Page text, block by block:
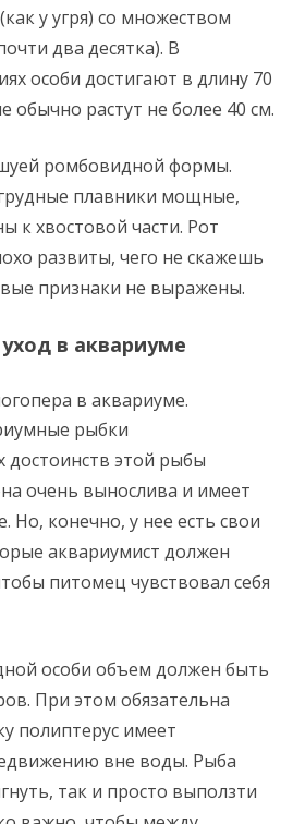
у угря) со множеством
два десятка). В
особи достигают в длину 70
обычно растут не более 40 см.
ромбовидной формы.
плавники мощные,
хвостовой части. Рот
развиты, чего не скажешь
признаки не выражены.
в аквариуме
достоинств этой рыбы
очень вынослива и имеет
Но, конечно, у нее есть свои
аквариумист должен
питомец чувствовал себя
особи объем должен быть
При этом обязательна
полиптерус имеет
вне воды. Рыба
так и просто выползти